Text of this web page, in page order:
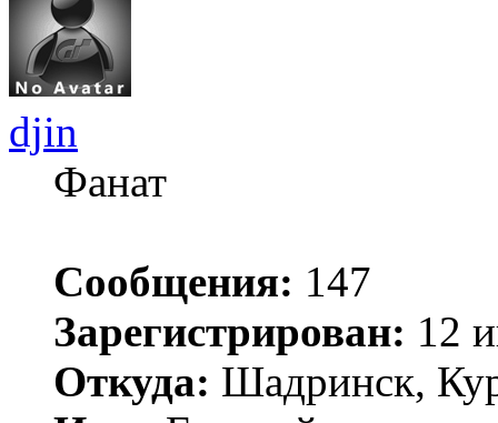
djin
Фанат
Сообщения: 147
Зарегистрирован: 12
Откуда: Шадринск,